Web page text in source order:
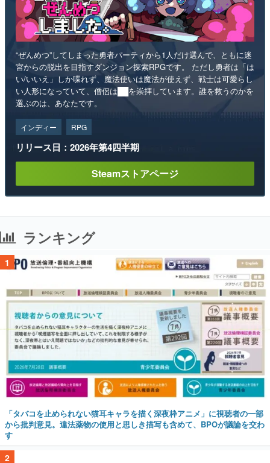
“ぜんめつ”してしまった勇者パーティから1人だけ選んで、ともに迷
宮からの脱出を目指すダンジョン探索RPGです。 ただし勇者は「は
い/いいえ」しか喋れず、魔法使いは魔法が使えず、戦士は可愛らし
い人形になっていて、僧侶は██を崇拝しています。誰を救うのかを
選ぶのは、あなたです。
インディー RPG
リリース日：2026年第4四半期
Steamストアページ
ランキング
1
「タバコを止められない猫耳キャラを描く深夜枠アニメ」に視聴者の一部
から批判意見。違法薬物の使用と思しき描写も含めて、BPOが議論を交わ
す
2